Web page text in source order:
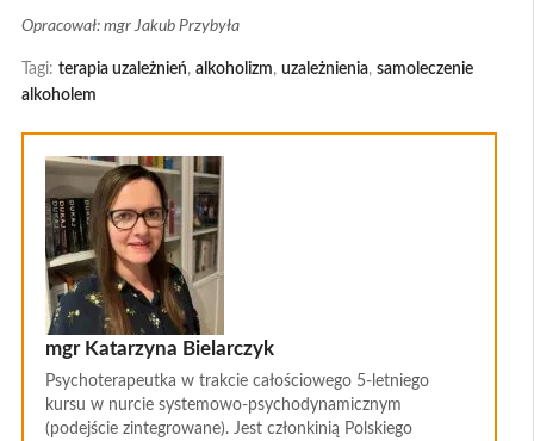
Opracował: mgr Jakub Przybyła
Tagi: terapia uzależnień, alkoholizm, uzależnienia, samoleczenie
alkoholem
mgr Katarzyna Bielarczyk
Psychoterapeutka w trakcie całościowego 5-letniego
kursu w nurcie systemowo-psychodynamicznym
(podejście zintegrowane). Jest członkinią Polskiego